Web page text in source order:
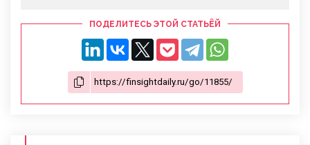
ПОДЕЛИТЕСЬ ЭТОЙ СТАТЬЁЙ